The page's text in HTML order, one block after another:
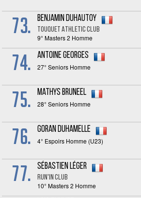
73. Benjamin DUHAUTOY
TOUQUET ATHLETIC CLUB
9° Masters 2 Homme
74. Antoine GEORGES
27° Seniors Homme
75. Mathys BRUNEEL
28° Seniors Homme
76. Goran DUHAMELLE
4° Espoirs Homme (U23)
77. Sébastien LÉGER
RUN'IN CLUB
10° Masters 2 Homme